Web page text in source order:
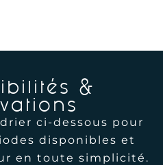
&
ci-dessous pour
disponibles et
en toute simplicité.